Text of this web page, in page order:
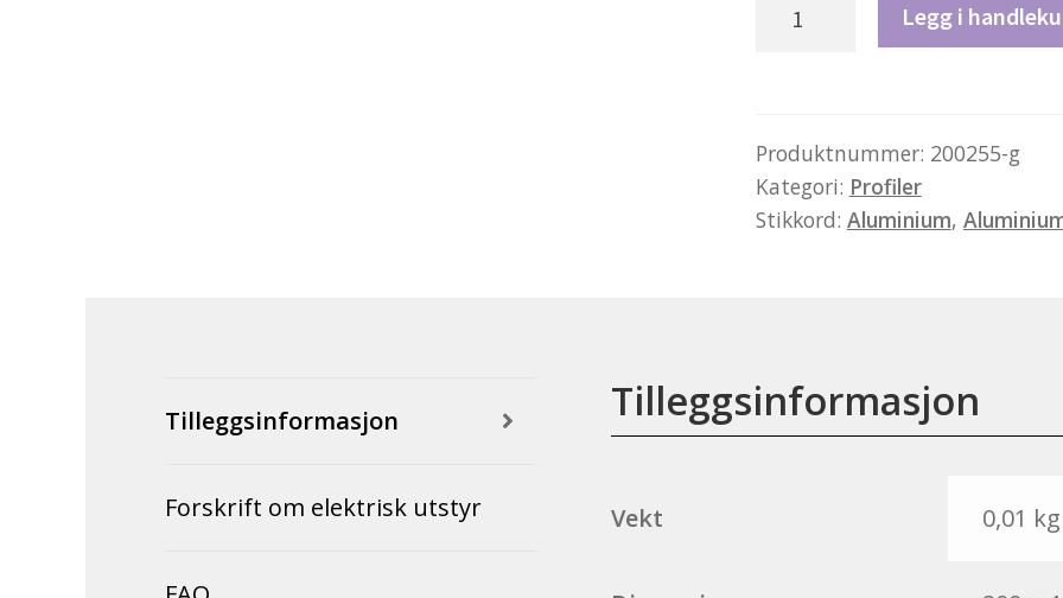
antall
Legg i
Produktnummer: 200255-g
Kategori: Profiler
Stikkord: Aluminium,
Tilleggsinformasjon
Forskrift om elektrisk utstyr
Tilleggsinformasjon
Vekt 0,01 kg